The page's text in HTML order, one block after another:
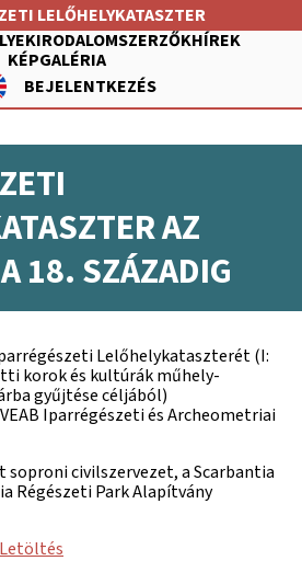
LELŐHELYKATASZTER
IRODALOMSZERZŐKHÍREK
KÉPGALÉRIA
FELHASZNÁLÓI
FIÓK
MENÜJE
BEJELENTKEZÉS
AZ
18. SZÁZADIG
Lelőhelykataszterét (I:
korok és kultúrák műhely-
gyűjtése céljából)
Iparrégészeti és Archeometriai
civilszervezet, a Scarbantia
Régészeti Park Alapítvány
Letöltés